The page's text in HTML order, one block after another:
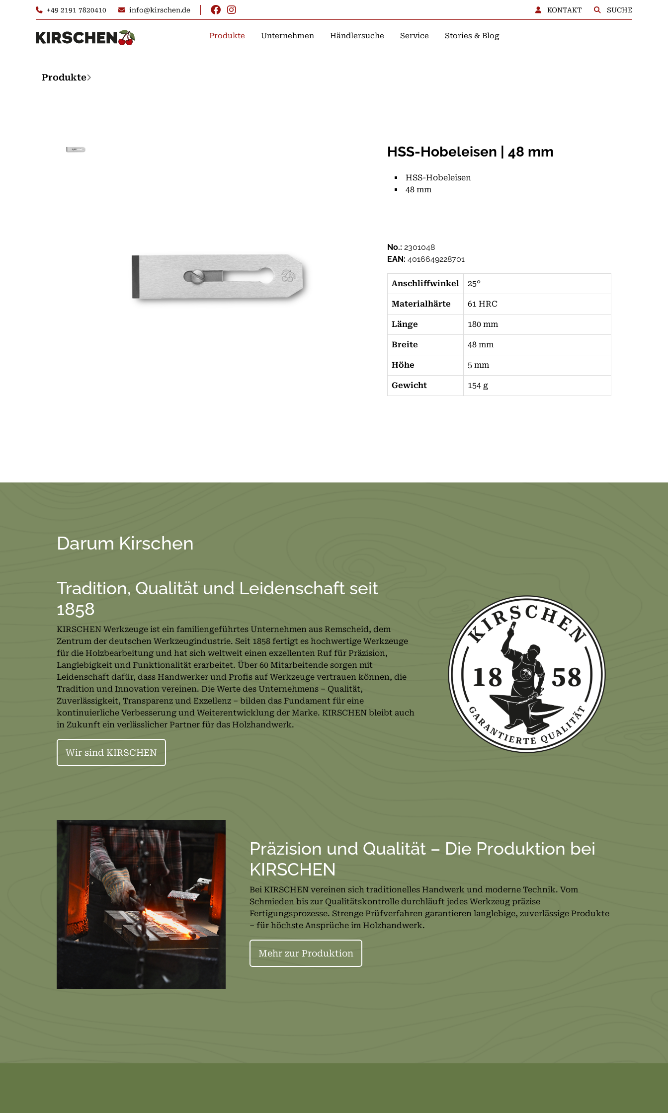
+49 2191 7820410 info@kirschen.de KONTAKT SUCHE
Produkte Unternehmen Händlersuche Service Stories & Blog
Produkte
HSS-Hobeleisen | 48 mm
HSS-Hobeleisen
48 mm
No.: 2301048
EAN: 4016649228701
Anschliffwinkel 25°
Materialhärte 61 HRC
Länge 180 mm
Breite 48 mm
Höhe 5 mm
Gewicht 154 g
Darum Kirschen
Tradition, Qualität und Leidenschaft seit
1858
KIRSCHEN Werkzeuge ist ein familiengeführtes Unternehmen aus Remscheid, dem
Zentrum der deutschen Werkzeugindustrie. Seit 1858 fertigt es hochwertige Werkzeuge
für die Holzbearbeitung und hat sich weltweit einen exzellenten Ruf für Präzision,
Langlebigkeit und Funktionalität erarbeitet. Über 60 Mitarbeitende sorgen mit
Leidenschaft dafür, dass Handwerker und Profis auf Werkzeuge vertrauen können, die
Tradition und Innovation vereinen. Die Werte des Unternehmens – Qualität,
Zuverlässigkeit, Transparenz und Exzellenz – bilden das Fundament für eine
kontinuierliche Verbesserung und Weiterentwicklung der Marke. KIRSCHEN bleibt auch
in Zukunft ein verlässlicher Partner für das Holzhandwerk.
Wir sind KIRSCHEN
Präzision und Qualität – Die Produktion bei
KIRSCHEN
Bei KIRSCHEN vereinen sich traditionelles Handwerk und moderne Technik. Vom
Schmieden bis zur Qualitätskontrolle durchläuft jedes Werkzeug präzise
Fertigungsprozesse. Strenge Prüfverfahren garantieren langlebige, zuverlässige Produkte
– für höchste Ansprüche im Holzhandwerk.
Mehr zur Produktion